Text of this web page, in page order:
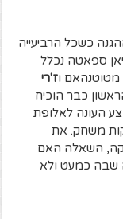
כשכל הרביעייה
ספאטה נכלל
מטוטנהאם וז'רי
כבר הוכיח
העונה לאלופת
משחק. את
השאלה האם
שבה כמעט ולא